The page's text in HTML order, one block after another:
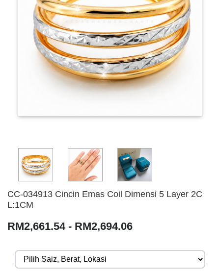
CC-034913 Cincin Emas Coil Dimensi 5 Layer 2C
L:1CM
RM2,661.54 - RM2,694.06